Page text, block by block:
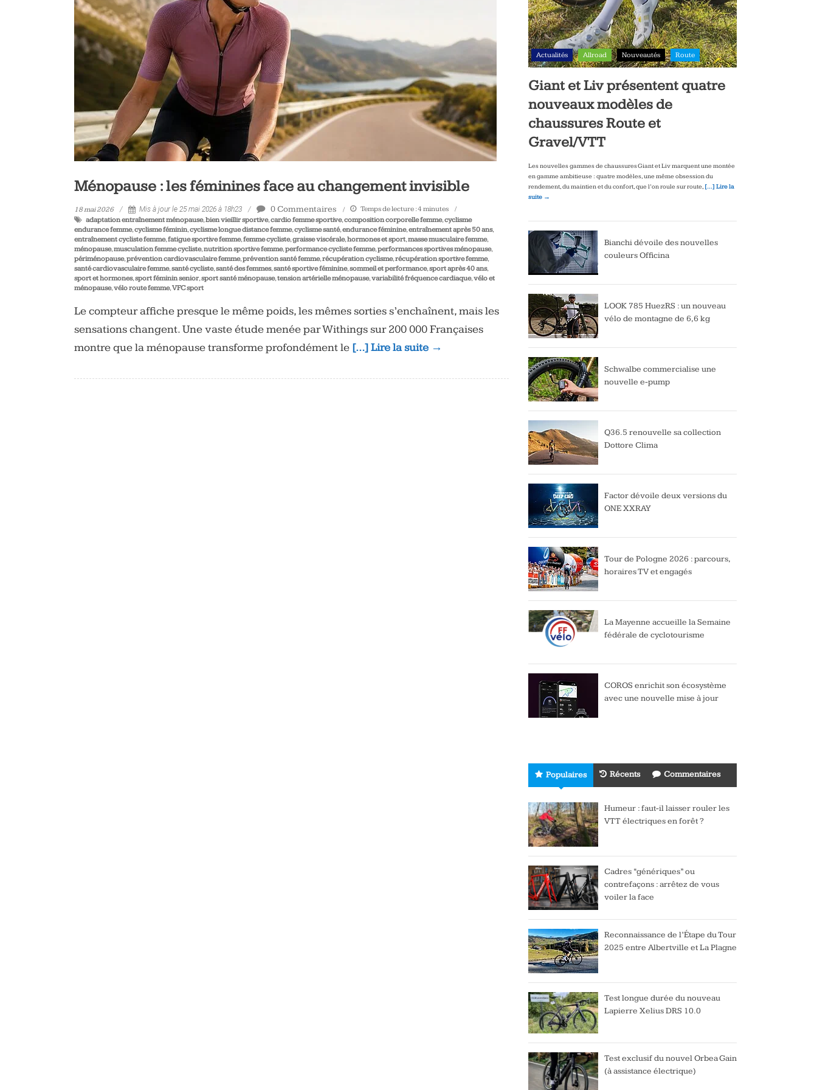
vélo
et
triathlon
Ménopause : les féminines face au changement invisible
18 mai 2026 Mis à jour le 25 mai 2026 à 18h23 0 Commentaires Temps de lecture :4 minutes
adaptation entraînement ménopause,bien vieillir sportive,cardio femme sportive,composition corporelle femme,cyclisme
endurance femme,cyclisme féminin,cyclisme longue distance femme,cyclisme santé,endurance féminine,entraînement après 50 ans,
entraînement cycliste femme,fatigue sportive femme,femme cycliste,graisse viscérale,hormones et sport,masse musculaire femme,
ménopause,musculation femme cycliste,nutrition sportive femme,performance cycliste femme,performances sportives ménopause,
périménopause,prévention cardiovasculaire femme,prévention santé femme,récupération cyclisme,récupération sportive femme,
santé cardiovasculaire femme,santé cycliste,santé des femmes,santé sportive féminine,sommeil et performance,sport après 40 ans,
sport et hormones,sport féminin senior,sport santé ménopause,tension artérielle ménopause,variabilité fréquence cardiaque,vélo et
ménopause,vélo route femme,VFC sport
Le compteur affiche presque le même poids, les mêmes sorties s’enchaînent, mais les
sensations changent. Une vaste étude menée par Withings sur 200 000 Françaises
montre que la ménopause transforme profondément le […] Lire la suite →
Actualités Allroad Nouveautés Route
Giant et Liv présentent quatre
nouveaux modèles de
chaussures Route et
Gravel/VTT
Les nouvelles gammes de chaussures Giant et Liv marquent une montée
en gamme ambitieuse : quatre modèles, une même obsession du
rendement, du maintien et du confort, que l’on roule sur route, […] Lire la
suite →
Bianchi dévoile des nouvelles
couleurs Officina
LOOK 785 HuezRS : un nouveau
vélo de montagne de 6,6 kg
Schwalbe commercialise une
nouvelle e-pump
Q36.5 renouvelle sa collection
Dottore Clima
Factor dévoile deux versions du
ONE XXRAY
Tour de Pologne 2026 : parcours,
horaires TV et engagés
La Mayenne accueille la Semaine
fédérale de cyclotourisme
COROS enrichit son écosystème
avec une nouvelle mise à jour
Populaires Récents Commentaires
Humeur : faut-il laisser rouler les
VTT électriques en forêt ?
Cadres “génériques” ou
contrefaçons : arrêtez de vous
voiler la face
Reconnaissance de l’Étape du Tour
2025 entre Albertville et La Plagne
Test longue durée du nouveau
Lapierre Xelius DRS 10.0
Test exclusif du nouvel Orbea Gain
(à assistance électrique)